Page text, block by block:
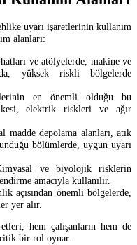
uyarı işaretlerinin kullanım
alanları:
ve atölyelerde, makine ve
yüksek riskli bölgelerde
en önemli olduğu bu
elektrik riskleri ve ağır
madde depolama alanları, atık
bölümlerde, uygun uyarı
ve biyolojik risklerin
amacıyla kullanılır.
açısından önemli bölgelerde,
yer alır.
hem çalışanların hem de
bir rol oynar.